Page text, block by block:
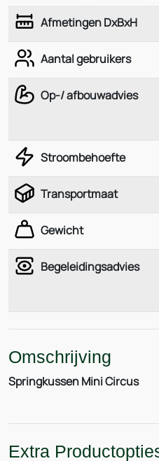
Afmetingen DxBxH
Aantal gebruikers
Op-/ afbouwadvies
Stroombehoefte
Transportmaat
Gewicht
Begeleidingsadvies
Omschrijving
Springkussen Mini Circus
Extra